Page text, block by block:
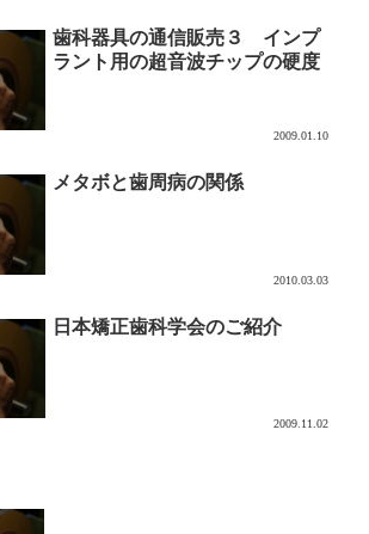
歯科器具の通信販売３ インプ
ラント用の超音波チップの硬度
2009.01.10
メタボと歯周病の関係
2010.03.03
日本矯正歯科学会のご紹介
2009.11.02